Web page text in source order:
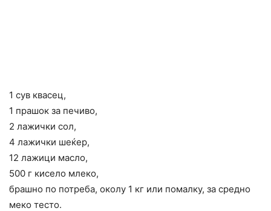
1 сув квасец,
1 прашок за печиво,
2 лажички сол,
4 лажички шеќер,
12 лажици масло,
500 г кисело млеко,
брашно по потреба, околу 1 кг или помалку, за средно
меко тесто.